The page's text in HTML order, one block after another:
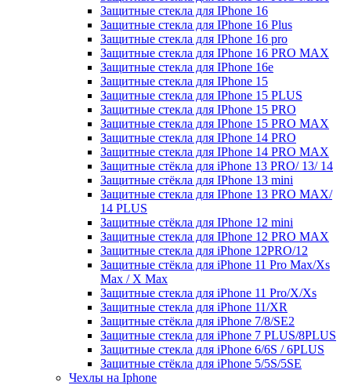
Защитные стекла для IPhone 16
Защитные стекла для IPhone 16 Plus
Защитные стекла для IPhone 16 pro
Защитные стекла для IPhone 16 PRO MAX
Защитные стекла для IPhone 16e
Защитные стекла для IPhone 15
Защитные стекла для IPhone 15 PLUS
Защитные стекла для IPhone 15 PRO
Защитные стекла для IPhone 15 PRO MAX
Защитные стекла для IPhone 14 PRO
Защитные стекла для IPhone 14 PRO MAX
Защитные стёкла для iPhone 13 PRO/ 13/ 14
Защитные стёкла для IPhone 13 mini
Защитные стекла для IPhone 13 PRO MAX/
14 PLUS
Защитные стёкла для IPhone 12 mini
Защитные стекла для IPhone 12 PRO MAX
Защитные стекла для iPhone 12PRO/12
Защитные стёкла для iPhone 11 Pro Max/Xs
Max / X Max
Защитные стекла для iPhone 11 Pro/X/Xs
Защитные стекла для iPhone 11/XR
Защитные стёкла для iPhone 7/8/SE2
Защитные стекла для iPhone 7 PLUS/8PLUS
Защитные стекла для iPhone 6/6S / 6PLUS
Защитные стёкла для iPhone 5/5S/5SE
Чехлы на Iphone